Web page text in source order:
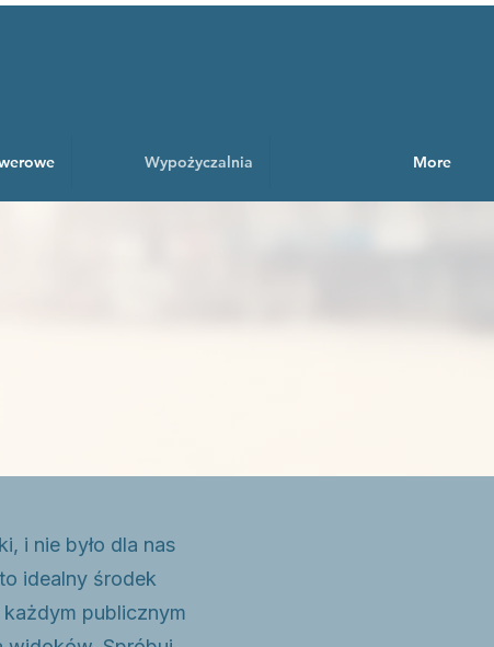
Wypożyczalnia More
i nie było dla nas
idealny środek
publicznym